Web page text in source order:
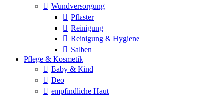
Wundversorgung
Pflaster
Reinigung
Reinigung & Hygiene
Salben
Pflege & Kosmetik
Baby & Kind
Deo
empfindliche Haut